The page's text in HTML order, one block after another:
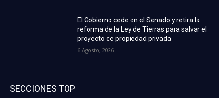
El Gobierno cede en el Senado y retira la
reforma de la Ley de Tierras para salvar el
proyecto de propiedad privada
6 Agosto, 2026
SECCIONES TOP